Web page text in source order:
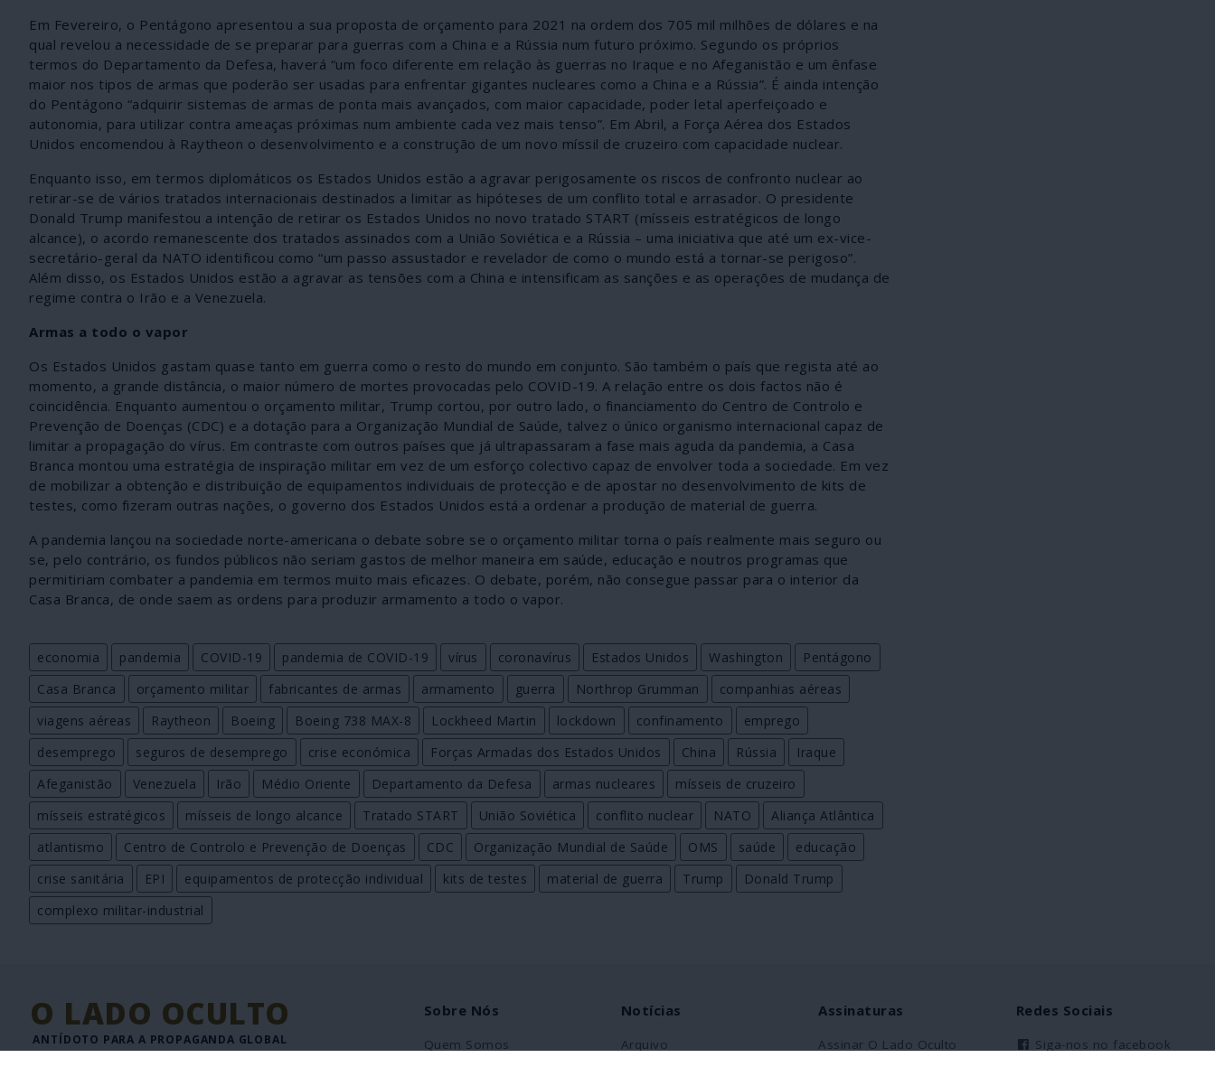
Em Fevereiro, o Pentágono apresentou a sua proposta de orçamento para 2021 na ordem dos 705 mil milhões de dólares e na
qual revelou a necessidade de se preparar para guerras com a China e a Rússia num futuro próximo. Segundo os próprios
termos do Departamento da Defesa, haverá “um foco diferente em relação às guerras no Iraque e no Afeganistão e um ênfase
maior nos tipos de armas que poderão ser usadas para enfrentar gigantes nucleares como a China e a Rússia”. É ainda intenção
do Pentágono “adquirir sistemas de armas de ponta mais avançados, com maior capacidade, poder letal aperfeiçoado e
autonomia, para utilizar contra ameaças próximas num ambiente cada vez mais tenso”. Em Abril, a Força Aérea dos Estados
Unidos encomendou à Raytheon o desenvolvimento e a construção de um novo míssil de cruzeiro com capacidade nuclear.
Enquanto isso, em termos diplomáticos os Estados Unidos estão a agravar perigosamente os riscos de confronto nuclear ao
retirar-se de vários tratados internacionais destinados a limitar as hipóteses de um conflito total e arrasador. O presidente
Donald Trump manifestou a intenção de retirar os Estados Unidos no novo tratado START (mísseis estratégicos de longo
alcance), o acordo remanescente dos tratados assinados com a União Soviética e a Rússia – uma iniciativa que até um ex-vice-
secretário-geral da NATO identificou como “um passo assustador e revelador de como o mundo está a tornar-se perigoso”.
Além disso, os Estados Unidos estão a agravar as tensões com a China e intensificam as sanções e as operações de mudança de
regime contra o Irão e a Venezuela.
Armas a todo o vapor
Os Estados Unidos gastam quase tanto em guerra como o resto do mundo em conjunto. São também o país que regista até ao
momento, a grande distância, o maior número de mortes provocadas pelo COVID-19. A relação entre os dois factos não é
coincidência. Enquanto aumentou o orçamento militar, Trump cortou, por outro lado, o financiamento do Centro de Controlo e
Prevenção de Doenças (CDC) e a dotação para a Organização Mundial de Saúde, talvez o único organismo internacional capaz de
limitar a propagação do vírus. Em contraste com outros países que já ultrapassaram a fase mais aguda da pandemia, a Casa
Branca montou uma estratégia de inspiração militar em vez de um esforço colectivo capaz de envolver toda a sociedade. Em vez
de mobilizar a obtenção e distribuição de equipamentos individuais de protecção e de apostar no desenvolvimento de kits de
testes, como fizeram outras nações, o governo dos Estados Unidos está a ordenar a produção de material de guerra.
A pandemia lançou na sociedade norte-americana o debate sobre se o orçamento militar torna o país realmente mais seguro ou
se, pelo contrário, os fundos públicos não seriam gastos de melhor maneira em saúde, educação e noutros programas que
permitiriam combater a pandemia em termos muito mais eficazes. O debate, porém, não consegue passar para o interior da
Casa Branca, de onde saem as ordens para produzir armamento a todo o vapor.
economia pandemia COVID-19 pandemia de COVID-19 vírus coronavírus Estados Unidos Washington
Pentágono
Casa Branca
orçamento militar fabricantes de armas armamento guerra Northrop Grumman
companhias aéreas
viagens aéreas
Raytheon Boeing Boeing 738 MAX-8 Lockheed Martin lockdown confinamento
emprego
desemprego
seguros de desemprego crise económica Forças Armadas dos Estados Unidos China Rússia
Iraque
Afeganistão
Venezuela Irão Médio Oriente Departamento da Defesa armas nucleares
mísseis de cruzeiro
mísseis estratégicos
mísseis de longo alcance Tratado START União Soviética conflito nuclear NATO
Aliança Atlântica
atlantismo
Centro de Controlo e Prevenção de Doenças CDC Organização Mundial de Saúde OMS saúde
educação
crise sanitária
EPI equipamentos de protecção individual kits de testes material de guerra Trump
Donald Trump
complexo militar-industrial
O LADO OCULTO
ANTÍDOTO PARA A PROPAGANDA GLOBAL
Sobre Nós
Quem Somos
Notícias
Arquivo
Assinaturas
Assinar O Lado Oculto
Redes Sociais
Siga-nos no facebook